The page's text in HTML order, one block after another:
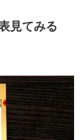
見てみる